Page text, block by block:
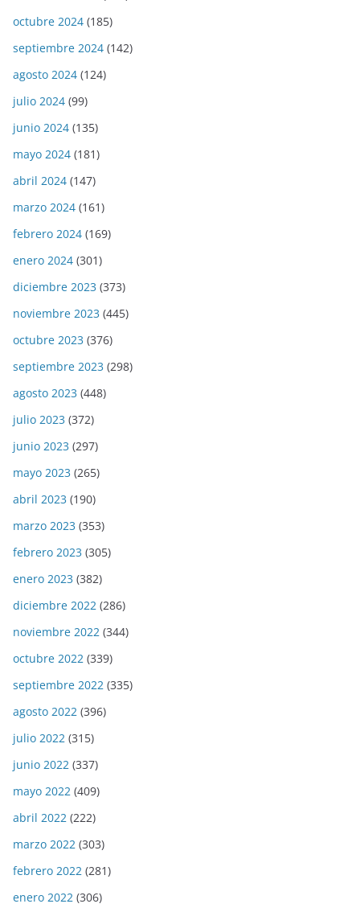
octubre 2024 (185)
septiembre 2024 (142)
agosto 2024 (124)
julio 2024 (99)
junio 2024 (135)
mayo 2024 (181)
abril 2024 (147)
marzo 2024 (161)
febrero 2024 (169)
enero 2024 (301)
diciembre 2023 (373)
noviembre 2023 (445)
octubre 2023 (376)
septiembre 2023 (298)
agosto 2023 (448)
julio 2023 (372)
junio 2023 (297)
mayo 2023 (265)
abril 2023 (190)
marzo 2023 (353)
febrero 2023 (305)
enero 2023 (382)
diciembre 2022 (286)
noviembre 2022 (344)
octubre 2022 (339)
septiembre 2022 (335)
agosto 2022 (396)
julio 2022 (315)
junio 2022 (337)
mayo 2022 (409)
abril 2022 (222)
marzo 2022 (303)
febrero 2022 (281)
enero 2022 (306)